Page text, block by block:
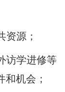
资源；
访学进修等
机会；